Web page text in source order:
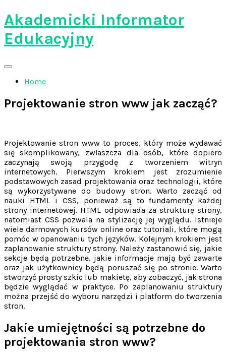
Skip
to
content
Akademicki Informator
Edukacyjny
Home
Projektowanie stron www jak zacząć?
Projektowanie stron www to proces, który może wydawać
się skomplikowany, zwłaszcza dla osób, które dopiero
zaczynają swoją przygodę z tworzeniem witryn
internetowych. Pierwszym krokiem jest zrozumienie
podstawowych zasad projektowania oraz technologii, które
są wykorzystywane do budowy stron. Warto zacząć od
nauki HTML i CSS, ponieważ są to fundamenty każdej
strony internetowej. HTML odpowiada za strukturę strony,
natomiast CSS pozwala na stylizację jej wyglądu. Istnieje
wiele darmowych kursów online oraz tutoriali, które mogą
pomóc w opanowaniu tych języków. Kolejnym krokiem jest
zaplanowanie struktury strony. Należy zastanowić się, jakie
sekcje będą potrzebne, jakie informacje mają być zawarte
oraz jak użytkownicy będą poruszać się po stronie. Warto
stworzyć prosty szkic lub makietę, aby zobaczyć, jak strona
będzie wyglądać w praktyce. Po zaplanowaniu struktury
można przejść do wyboru narzędzi i platform do tworzenia
stron.
Jakie umiejętności są potrzebne do
projektowania stron www?